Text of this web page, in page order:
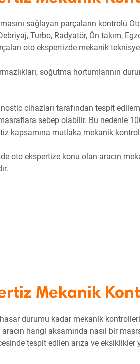
sağlayan parçaların kontrolü
Turbo, Radyatör, Ön takım,
oto ekspertizde mekanik
soğutma hortumlarının
cihazları tarafından tespit
sebep olabilir. Bu nedenle
kapsamına mutlaka mekanik
oto ekspertize konu olan aracın
Mekanik
durumu kadar mekanik
hangi aksamında nasıl bir
tespit edilen arıza ve eksiklikler